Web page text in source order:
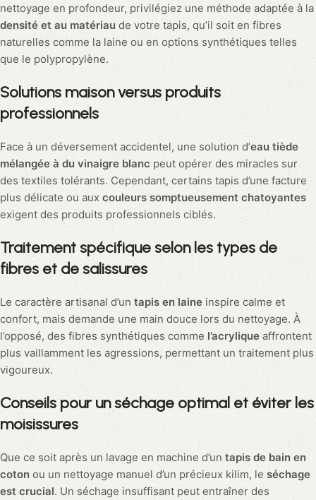
nettoyage en profondeur, privilégiez une méthode adaptée à la
densité et au matériau de votre tapis, qu’il soit en fibres
naturelles comme la laine ou en options synthétiques telles
que le polypropylène.
Solutions maison versus produits
professionnels
Face à un déversement accidentel, une solution d’eau tiède
mélangée à du vinaigre blanc peut opérer des miracles sur
des textiles tolérants. Cependant, certains tapis d’une facture
plus délicate ou aux couleurs somptueusement chatoyantes
exigent des produits professionnels ciblés.
Traitement spécifique selon les types de
fibres et de salissures
Le caractère artisanal d’un tapis en laine inspire calme et
confort, mais demande une main douce lors du nettoyage. À
l’opposé, des fibres synthétiques comme l’acrylique affrontent
plus vaillamment les agressions, permettant un traitement plus
vigoureux.
Conseils pour un séchage optimal et éviter les
moisissures
Que ce soit après un lavage en machine d’un tapis de bain en
coton ou un nettoyage manuel d’un précieux kilim, le séchage
est crucial. Un séchage insuffisant peut entraîner des